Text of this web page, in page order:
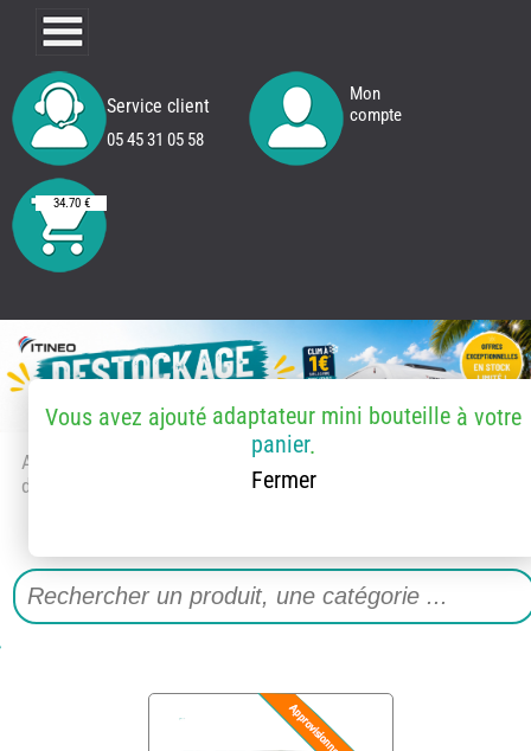
Service client
05 45 31 05 58
Mon
compte
34.70 €
Accueil
> Accessoires et pièces
détachées
Vous avez ajouté adaptateur mini bouteille à votre
panier.
Fermer